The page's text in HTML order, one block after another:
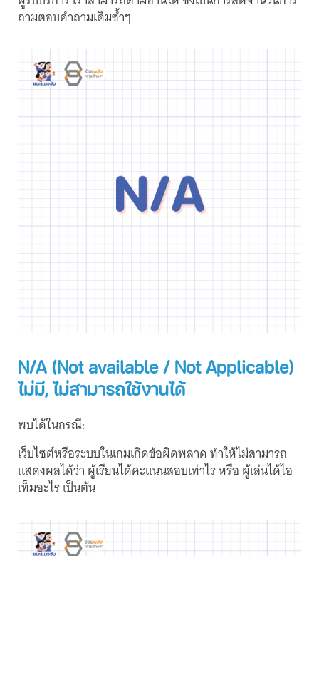
ถามตอบคำถามเดิมซ้ำๆ
N/A (Not available / Not Applicable)
ไม่มี, ไม่สามารถใช้งานได้
พบได้ในกรณี:
เว็บไซต์หรือระบบในเกมเกิดข้อผิดพลาด ทำให้ไม่สามารถ
แสดงผลได้ว่า ผู้เรียนได้คะแนนสอบเท่าไร หรือ ผู้เล่นได้ไอ
เท็มอะไร เป็นต้น